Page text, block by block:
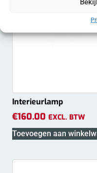
Interieurlamp
€160.00 EXCL. BTW
Toevoegen aan